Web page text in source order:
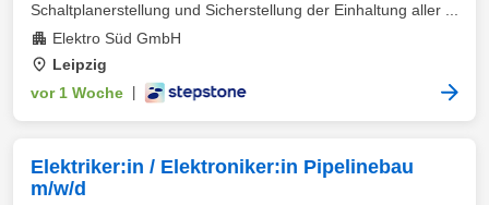
Schaltplanerstellung und Sicherstellung der Einhaltung aller ...
Elektro Süd GmbH
Leipzig
vor 1 Woche
Elektriker:in / Elektroniker:in Pipelinebau
m/w/d